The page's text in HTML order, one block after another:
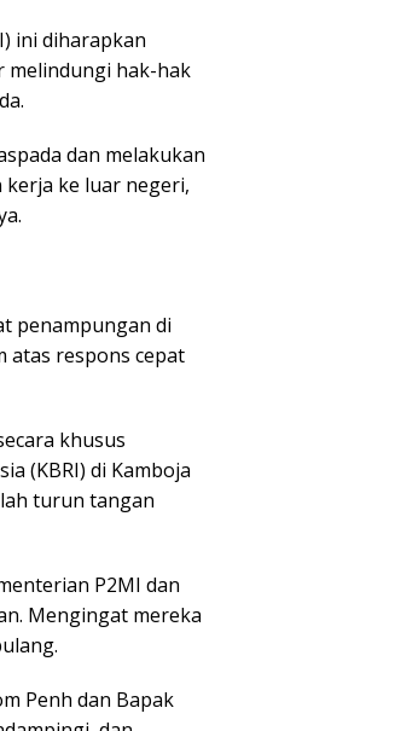
ini diharapkan
melindungi hak-hak
dan melakukan
ke luar negeri,
penampungan di
atas respons cepat
khusus
(KBRI) di Kamboja
turun tangan
P2MI dan
Mengingat mereka
Penh dan Bapak